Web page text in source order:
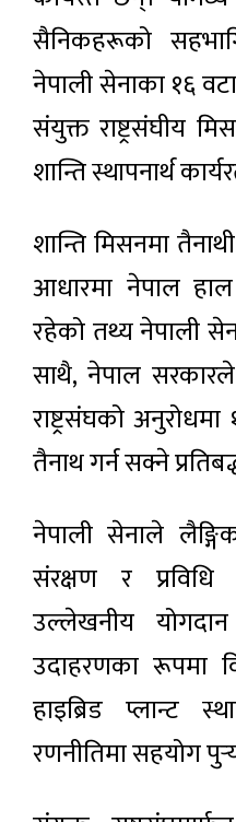
सैनिकहरूको
नेपाली सेनाका १६
संयुक्त राष्ट्रसंघीय
शान्ति स्थापनार्थ
शान्ति मिसनमा
आधारमा नेपाल हाल
रहेको तथ्य नेपाली
साथै, नेपाल
राष्ट्रसंघको
तैनाथ गर्न सक्ने
नेपाली सेनाले
संरक्षण र
उल्लेखनीय
उदाहरणका रूपमा
हाइब्रिड प्लान्ट
रणनीतिमा सहयोग